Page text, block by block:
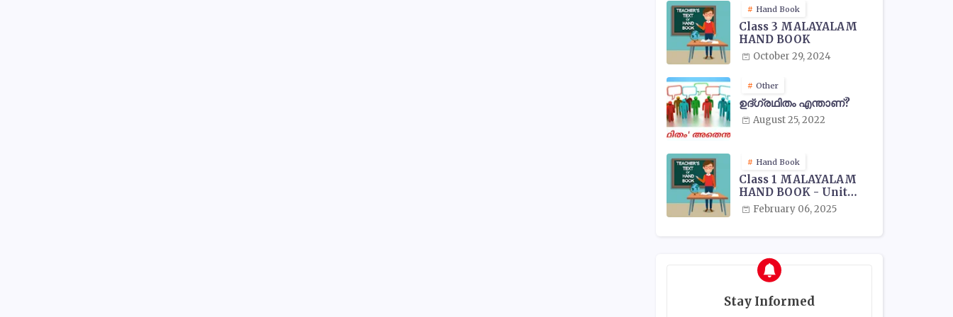
Hand Book
Class 3 MALAYALAM
HAND BOOK
October 29, 2024
Other
ഉദ്ഗ്രഥിതം എന്താണ്?
August 25, 2022
Hand Book
Class 1 MALAYALAM
HAND BOOK - Unit
WiseFebruary 06, 2025
Stay Informed